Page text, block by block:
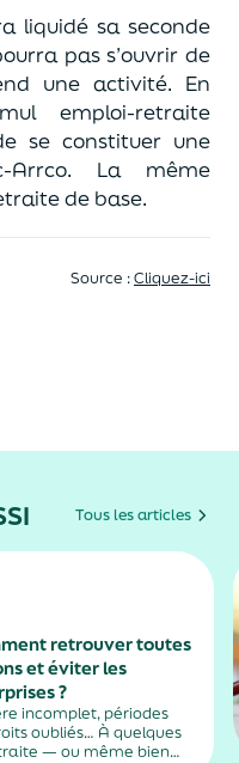
liquidé sa seconde
pas s’ouvrir de
une activité. En
emploi-retraite
se constituer une
Arrco. La même
de base.
Source :Cliquez-ici
Tous les articles
retrouver toutes
et éviter les
?
incomplet, périodes
oubliés… À quelques
— ou même bien